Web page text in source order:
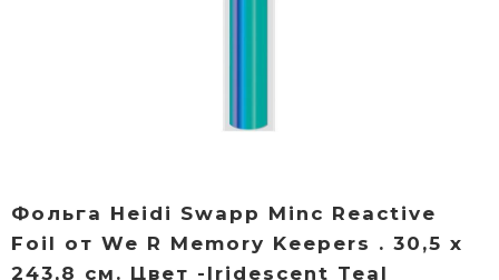
Фольга Heidi Swapp Minc Reactive
Foil от We R Memory Keepers . 30,5 х
243,8 см. Цвет -Iridescent Teal